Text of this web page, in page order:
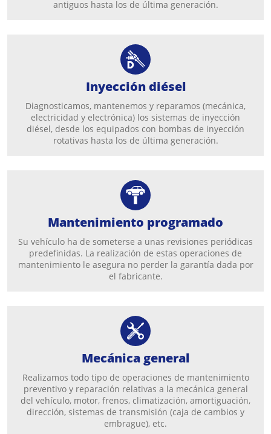
antiguos hasta los de última generación.
Inyección diésel
Diagnosticamos, mantenemos y reparamos (mecánica,
electricidad y electrónica) los sistemas de inyección
diésel, desde los equipados con bombas de inyección
rotativas hasta los de última generación.
Mantenimiento programado
Su vehículo ha de someterse a unas revisiones periódicas
predefinidas. La realización de estas operaciones de
mantenimiento le asegura no perder la garantía dada por
el fabricante.
Mecánica general
Realizamos todo tipo de operaciones de mantenimiento
preventivo y reparación relativas a la mecánica general
del vehículo, motor, frenos, climatización, amortiguación,
dirección, sistemas de transmisión (caja de cambios y
embrague), etc.